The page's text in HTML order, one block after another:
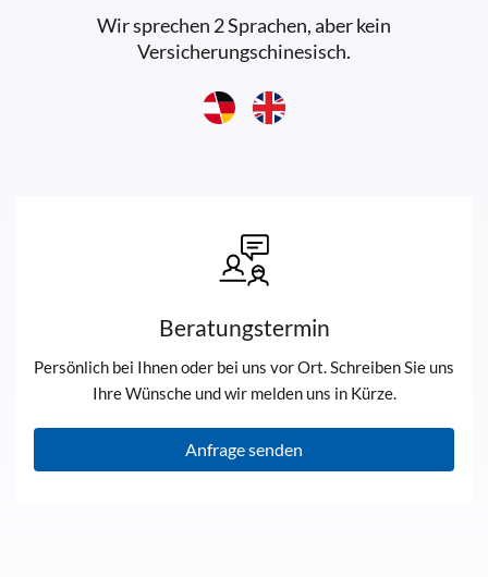
Wir sprechen 2 Sprachen, aber kein
Versicherungschinesisch.
Beratungstermin
Persönlich bei Ihnen oder bei uns vor Ort. Schreiben Sie uns
Ihre Wünsche und wir melden uns in Kürze.
Anfrage senden